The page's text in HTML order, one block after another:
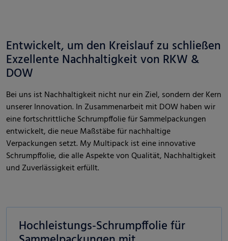
Entwickelt, um den Kreislauf zu schließen
Exzellente Nachhaltigkeit von RKW &
DOW
Bei uns ist Nachhaltigkeit nicht nur ein Ziel, sondern der Kern
unserer Innovation. In Zusammenarbeit mit DOW haben wir
eine fortschrittliche Schrumpffolie für Sammelpackungen
entwickelt, die neue Maßstäbe für nachhaltige
Verpackungen setzt. My Multipack ist eine innovative
Schrumpffolie, die alle Aspekte von Qualität, Nachhaltigkeit
und Zuverlässigkeit erfüllt.
Hochleistungs-Schrumpffolie für